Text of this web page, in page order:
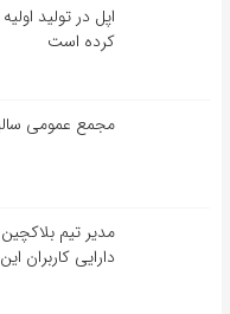
کرده است
مجمع عمومی
دارایی کاربران